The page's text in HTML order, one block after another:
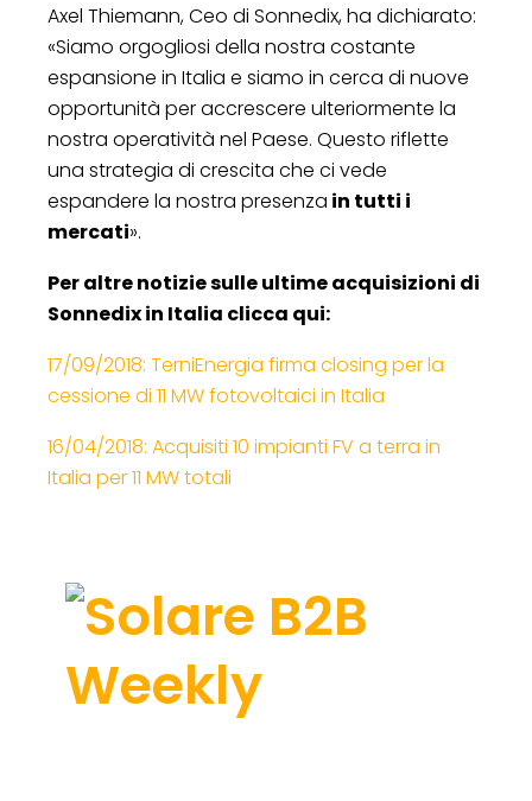
Axel Thiemann, Ceo di Sonnedix, ha dichiarato:
«Siamo orgogliosi della nostra costante
espansione in Italia e siamo in cerca di nuove
opportunità per accrescere ulteriormente la
nostra operatività nel Paese. Questo riflette
una strategia di crescita che ci vede
espandere la nostra presenza in tutti i
mercati».
Per altre notizie sulle ultime acquisizioni di
Sonnedix in Italia clicca qui:
17/09/2018: TerniEnergia firma closing per la
cessione di 11 MW fotovoltaici in Italia
16/04/2018: Acquisiti 10 impianti FV a terra in
Italia per 11 MW totali